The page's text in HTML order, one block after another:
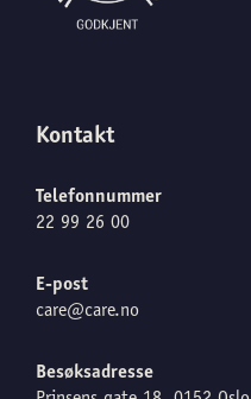
Kontakt
Telefonnummer
22 99 26 00
E-post
care@care.no
Besøksadresse